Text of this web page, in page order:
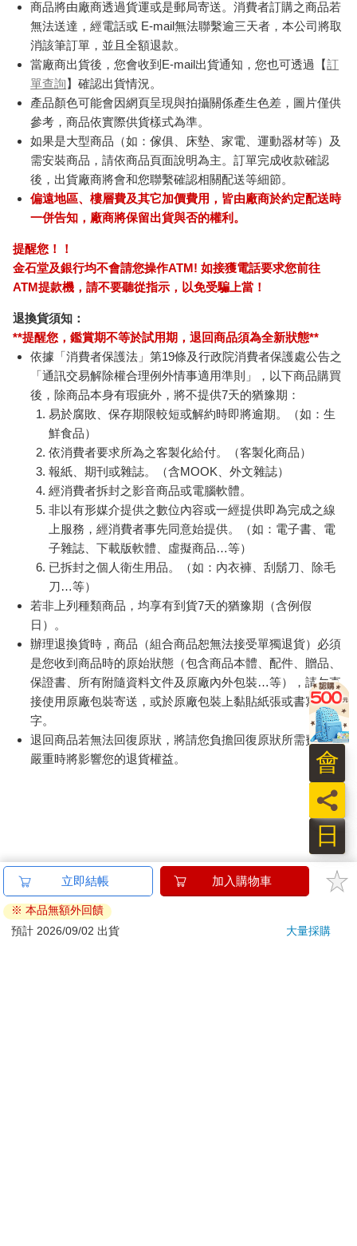
商品將由廠商透過貨運或是郵局寄送。消費者訂購之商品若
無法送達，經電話或 E-mail無法聯繫逾三天者，本公司將取
消該筆訂單，並且全額退款。
當廠商出貨後，您會收到E-mail出貨通知，您也可透過【訂
單查詢】確認出貨情況。
產品顏色可能會因網頁呈現與拍攝關係產生色差，圖片僅供
參考，商品依實際供貨樣式為準。
如果是大型商品（如：傢俱、床墊、家電、運動器材等）及
需安裝商品，請依商品頁面說明為主。訂單完成收款確認
後，出貨廠商將會和您聯繫確認相關配送等細節。
偏遠地區、樓層費及其它加價費用，皆由廠商於約定配送時
一併告知，廠商將保留出貨與否的權利。
提醒您！！
金石堂及銀行均不會請您操作ATM! 如接獲電話要求您前往
ATM提款機，請不要聽從指示，以免受騙上當！
退換貨須知：
**提醒您，鑑賞期不等於試用期，退回商品須為全新狀態**
依據「消費者保護法」第19條及行政院消費者保護處公告之
「通訊交易解除權合理例外情事適用準則」，以下商品購買
後，除商品本身有瑕疵外，將不提供7天的猶豫期：
易於腐敗、保存期限較短或解約時即將逾期。（如：生
鮮食品）
依消費者要求所為之客製化給付。（客製化商品）
報紙、期刊或雜誌。（含MOOK、外文雜誌）
經消費者拆封之影音商品或電腦軟體。
非以有形媒介提供之數位內容或一經提供即為完成之線
上服務，經消費者事先同意始提供。（如：電子書、電
子雜誌、下載版軟體、虛擬商品…等）
已拆封之個人衛生用品。（如：內衣褲、刮鬍刀、除毛
刀…等）
若非上列種類商品，均享有到貨7天的猶豫期（含例假
日）。
辦理退換貨時，商品（組合商品恕無法接受單獨退貨）必須
是您收到商品時的原始狀態（包含商品本體、配件、贈品、
保證書、所有附隨資料文件及原廠內外包裝…等），請勿直
接使用原廠包裝寄送，或於原廠包裝上黏貼紙張或書寫文
字。
退回商品若無法回復原狀，將請您負擔回復原狀所需費用，
嚴重時將影響您的退貨權益。
立即結帳 加入購物車
※ 本品無額外回饋
預計 2026/09/02 出貨
大量採購
日
員
會